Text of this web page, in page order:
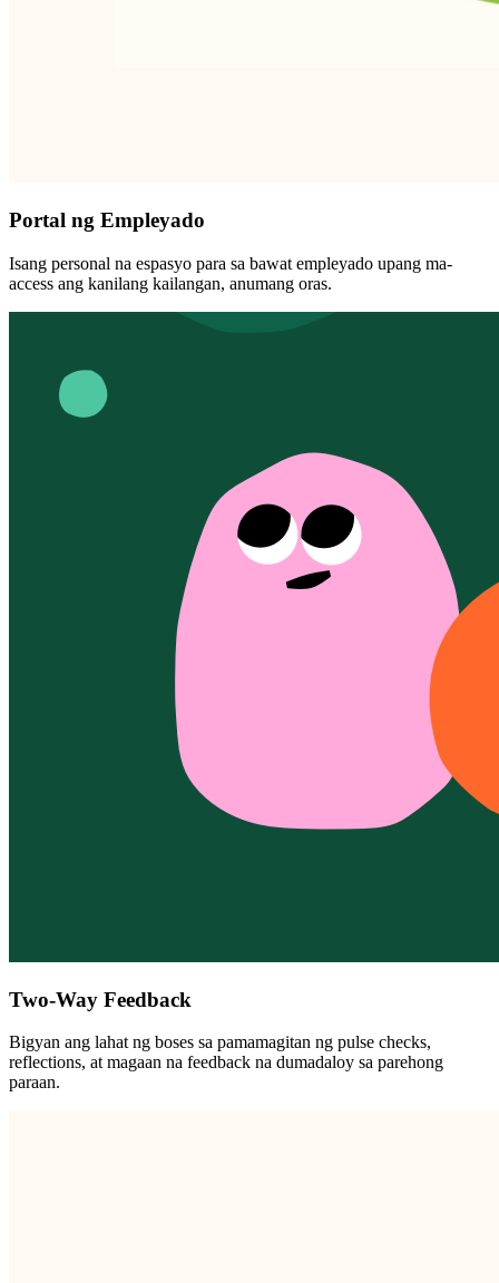
Portal ng Empleyado
Isang personal na espasyo para sa bawat empleyado upang ma-
access ang kanilang kailangan, anumang oras.
Two-Way Feedback
Bigyan ang lahat ng boses sa pamamagitan ng pulse checks,
reflections, at magaan na feedback na dumadaloy sa parehong
paraan.